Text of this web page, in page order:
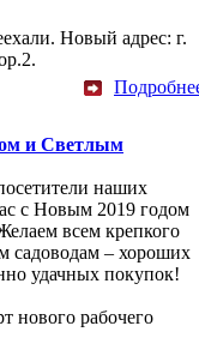
Новый адрес: г.
и Светлым
наших
с Новым 2019 годом
всем крепкого
садоводам – хороших
удачных покупок!
нового рабочего